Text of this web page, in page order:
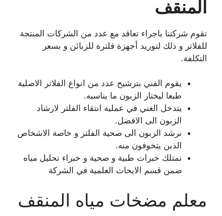
المنقف
تقوم شركتنا باجراء تعاقد مع عدد من الشركات المنتجة
للفلاتر و ذلك لتوريد أجهزة فلترة للزبائن و بسعر
التكلفة.
يقوم الفني بترشيح عدد من انواع الفلاتر الاصلية
طبعا ليختار الزبون ما يناسبه.
يتدخل الغني في عملية انتقاء الفلتر لارشاد
الزبون الى الافضل.
نرشد الزبون الى صحية الفلتر و خاصة الاشخاص
الذين يتخوفون منه.
نمتلك خبرات طبية و صحية و خبراء تحليل مياه
ضمن قسم الابحاث العلمية في الشركة
معلم مضخات مياه المنقف